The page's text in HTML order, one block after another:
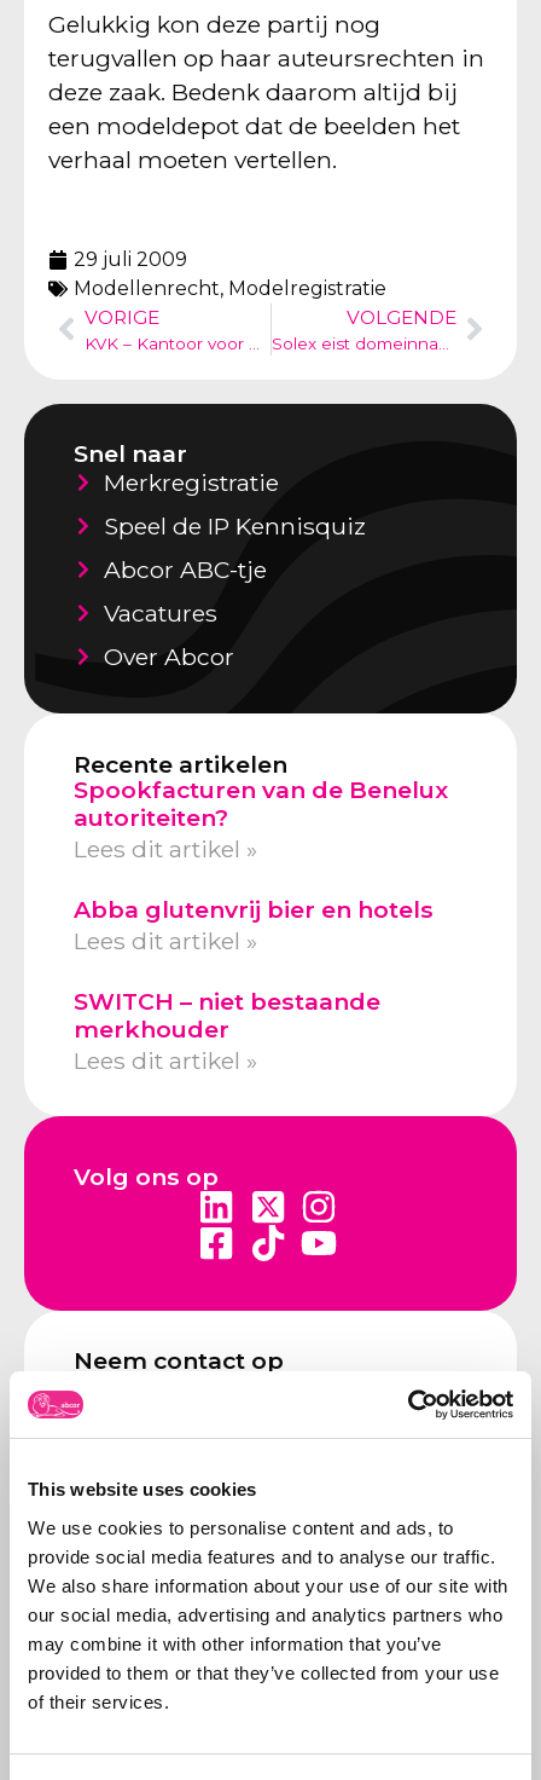
This website uses cookies
We use cookies to personalise content and ads, to
provide social media features and to analyse our traffic.
We also share information about your use of our site with
our social media, advertising and analytics partners who
may combine it with other information that you’ve
provided to them or that they’ve collected from your use
of their services.
Gelukkig kon deze partij nog
terugvallen op haar auteursrechten in
deze zaak. Bedenk daarom altijd bij
een modeldepot dat de beelden het
verhaal moeten vertellen.
29 juli 2009
Modellenrecht, Modelregistratie
VORIGE
VOLGENDE
Snel naar
Merkregistratie
Speel de IP Kennisquiz
Abcor ABC-tje
Vacatures
Over Abcor
Recente artikelen
Spookfacturen van de Benelux
autoriteiten?
Lees dit artikel »
Abba glutenvrij bier en hotels
Lees dit artikel »
SWITCH – niet bestaande
merkhouder
Lees dit artikel »
Volg ons op
Neem contact op
Bel ons:
een e-mail:
Over Abcor
Abcor is gespecialiseerd
in het aanvragen van
merken- en
modelrechten
Abcor